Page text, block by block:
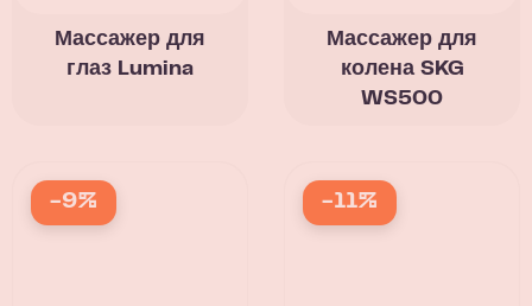
Массажер для
глаз Lumina
Массажер для
колена SKG
WS500
-9% -11%